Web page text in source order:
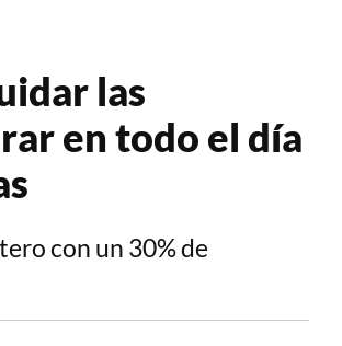
las
en todo el día
con un 30% de